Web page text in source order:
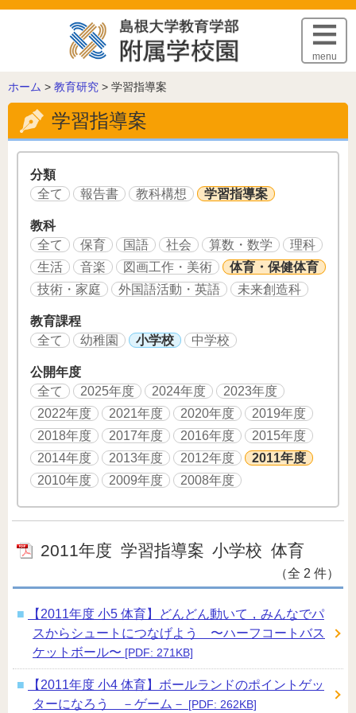
このページの本文へ
menu
こ
の
ー
ジ
ホーム > 教育研究 > 学習指導案
学習指導案
分類
全て
報告書 教科構想 学習指導案
教科
全て
保育 国語 社会 算数・数学
理科
生活
音楽 図画工作・美術
体育・保健体育
技術・家庭
外国語活動・英語 未来創造科
教育課程
全て
幼稚園 小学校 中学校
公開年度
全て
2025年度 2024年度
2023年度
2022年度
2021年度 2020年度
2019年度
2018年度
2017年度 2016年度
2015年度
2014年度
2013年度 2012年度
2011年度
2010年度
2009年度 2008年度
2011年度 学習指導案 小学校 体育
（全 2 件）
【2011年度 小5 体育】どんどん動いて，みんなでパ
スからシュートにつなげよう 〜ハーフコートバス
ケットボール〜 [PDF: 271KB]
【2011年度 小4 体育】ボールランドのポイントゲッ
ターになろう －ゲーム－ [PDF: 262KB]